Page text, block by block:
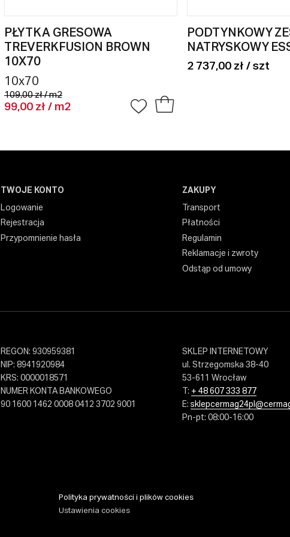
PŁYTKA GRESOWA
TREVERKFUSION BROWN
10X70
10x70
109,00 zł / m2
99,00 zł / m2
PODTYNKOWY
NATRYSKOWY
2 737,00 zł / szt
TWOJE KONTO
Logowanie
Rejestracja
Przypomnienie hasła
ZAKUPY
Transport
Płatności
Regulamin
Reklamacje i zwroty
Odstąp od umowy
REGON: 930959381
NIP: 8941920984
KRS: 0000018571
NUMER KONTA BANKOWEGO
90 1600 1462 0008 0412 3702 9001
SKLEP INTERNETOWY
ul. Strzegomska 38-40
53-611 Wrocław
T: + 48 607 333 877
E:
Pn-pt: 08:00-16:00
Polityka prywatności i plików cookies
Ustawienia cookies